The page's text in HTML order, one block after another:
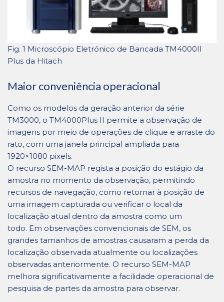
Fig. 1 Microscópio Eletrónico de Bancada TM4000II
Plus da Hitach
Maior conveniência operacional
Como os modelos da geração anterior da série
TM3000, o TM4000Plus II permite a observação de
imagens por meio de operações de clique e arraste do
rato, com uma janela principal ampliada para
1920×1080 pixels.
O recurso SEM-MAP regista a posição do estágio da
amostra no momento da observação, permitindo
recursos de navegação, como retornar à posição de
uma imagem capturada ou verificar o local da
localização atual dentro da amostra como um
todo. Em observações convencionais de SEM, os
grandes tamanhos de amostras causaram a perda da
localização observada atualmente ou localizações
observadas anteriormente. O recurso SEM-MAP
melhora significativamente a facilidade operacional de
pesquisa de partes da amostra para observar.